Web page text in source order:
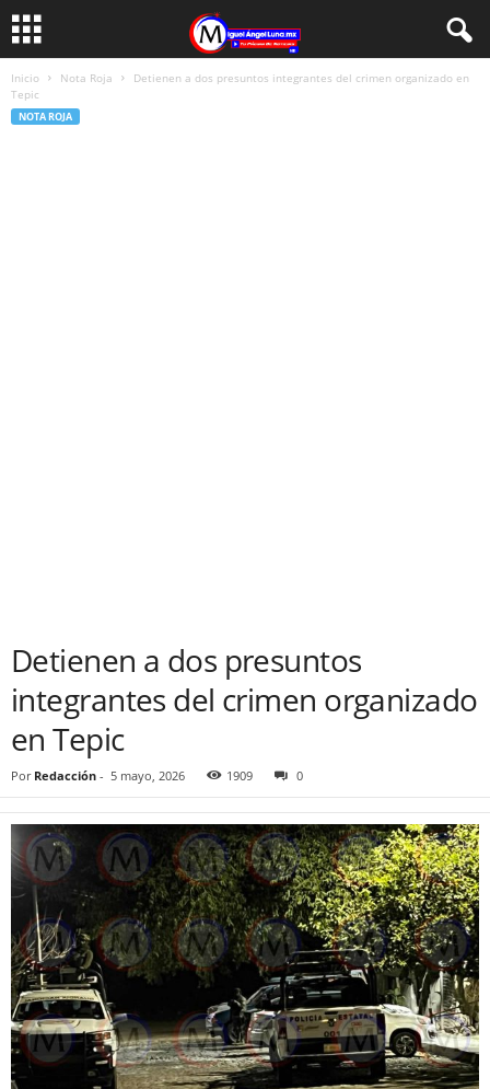
Inicio Nota Roja
Detienen a dos presuntos integrantes del crimen organizado en
Tepic
NOTA ROJA
Detienen a dos presuntos
integrantes del crimen organizado
en Tepic
Por Redacción - 5 mayo, 2026 1909 0